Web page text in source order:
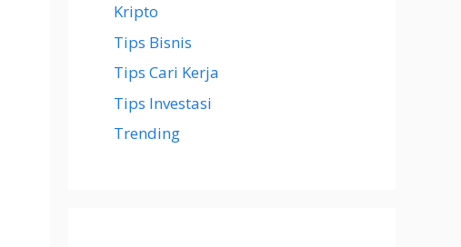
Kripto
Tips Bisnis
Tips Cari Kerja
Tips Investasi
Trending